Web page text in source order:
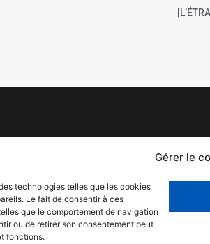
Gérer le
technologies telles que les cookies
Le fait de consentir à ces
que le comportement de navigation
ou de retirer son consentement peut
fonctions.
Mentions légales
Politique de